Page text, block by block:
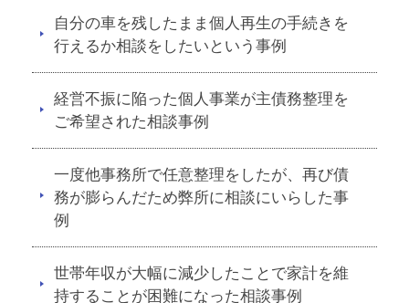
自分の車を残したまま個人再生の手続きを
行えるか相談をしたいという事例
経営不振に陥った個人事業が主債務整理を
ご希望された相談事例
一度他事務所で任意整理をしたが、再び債
務が膨らんだため弊所に相談にいらした事
例
世帯年収が大幅に減少したことで家計を維
持することが困難になった相談事例